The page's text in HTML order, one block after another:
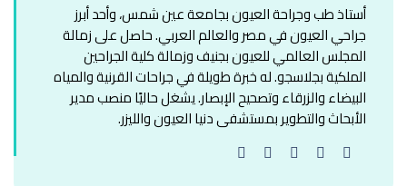
أستاذ طب وجراحة العيون بجامعة عين شمس، وأحد أبرز
جراحي العيون في مصر والعالم العربي. حاصل على زمالة
المجلس العالمي للعيون بجنيف وزمالة كلية الجراحين
الملكية بجلاسجو. له خبرة طويلة في جراحات القرنية والمياه
البيضاء والزرقاء وتصحيح الإبصار. يشغل حاليًا منصب مدير
الأبحاث والتطوير بمستشفى دنيا العيون والليزر.